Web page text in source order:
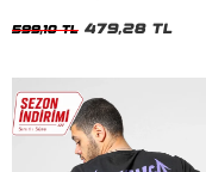
599,10 TL 479,28 TL